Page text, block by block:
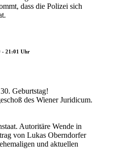
dass die Polizei sich
- 21:01 Uhr
Geburtstag!
des Wiener Juridicum.
Autoritäre Wende in
von Lukas Oberndorfer
und aktuellen